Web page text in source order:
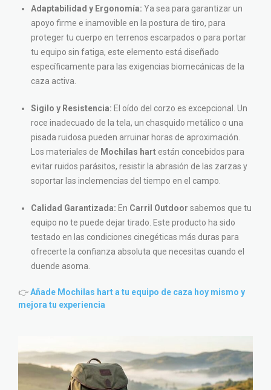
Adaptabilidad y Ergonomía: Ya sea para garantizar un
apoyo firme e inamovible en la postura de tiro, para
proteger tu cuerpo en terrenos escarpados o para portar
tu equipo sin fatiga, este elemento está diseñado
específicamente para las exigencias biomecánicas de la
caza activa.
Sigilo y Resistencia: El oído del corzo es excepcional. Un
roce inadecuado de la tela, un chasquido metálico o una
pisada ruidosa pueden arruinar horas de aproximación.
Los materiales de Mochilas hart están concebidos para
evitar ruidos parásitos, resistir la abrasión de las zarzas y
soportar las inclemencias del tiempo en el campo.
Calidad Garantizada: En Carril Outdoor sabemos que tu
equipo no te puede dejar tirado. Este producto ha sido
testado en las condiciones cinegéticas más duras para
ofrecerte la confianza absoluta que necesitas cuando el
duende asoma.
👉Añade Mochilas hart a tu equipo de caza hoy mismo y
mejora tu experiencia